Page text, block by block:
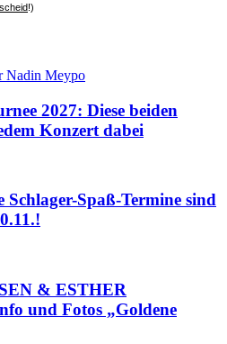
!)
2027: Diese beiden
Konzert dabei
Spaß-Termine sind
& ESTHER
und Fotos „Goldene